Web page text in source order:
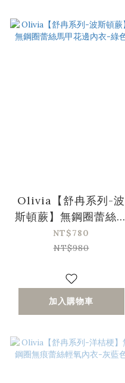
Olivia【舒冉系列-波
斯頓蕨】無鋼圈蕾絲馬
甲花邊內衣-綠色
NT$780
NT$980
加入購物車